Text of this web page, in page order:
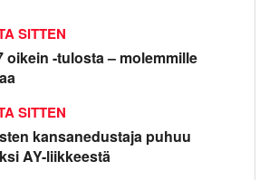
oikein -tulosta – molemmille
SITTEN
kansanedustaja puhuu
AY-liikkeestä
SITTEN